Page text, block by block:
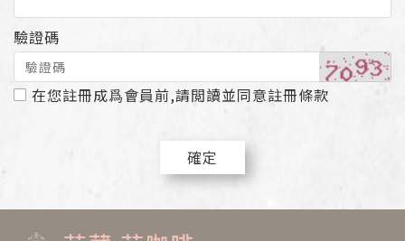
驗證碼
在您註冊成爲會員前,請閲讀並同意註冊條款
確定